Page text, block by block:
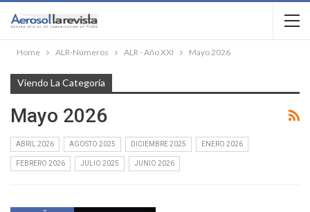
Home ALR-Números ALR - Año XXI Mayo 2026
Viendo La Categoría
Mayo 2026
ABRIL 2026 AGOSTO 2025 DICIEMBRE 2025 ENERO 2026
FEBRERO 2026 JULIO 2025 JUNIO 2026